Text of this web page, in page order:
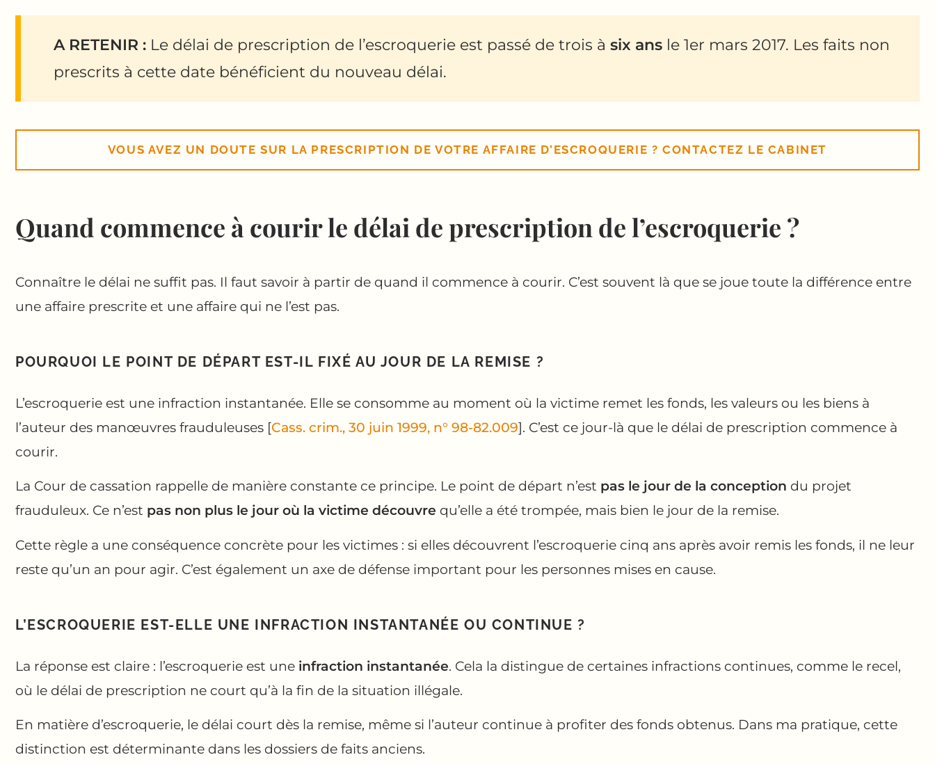
A RETENIR : Le délai de prescription de l’escroquerie est passé de trois à six ans le 1er mars 2017. Les faits non
prescrits à cette date bénéficient du nouveau délai.
VOUS AVEZ UN DOUTE SUR LA PRESCRIPTION DE VOTRE AFFAIRE D’ESCROQUERIE ? CONTACTEZ LE CABINET
Quand commence à courir le délai de prescription de l’escroquerie ?
Connaître le délai ne suffit pas. Il faut savoir à partir de quand il commence à courir. C’est souvent là que se joue toute la différence entre
une affaire prescrite et une affaire qui ne l’est pas.
POURQUOI LE POINT DE DÉPART EST-IL FIXÉ AU JOUR DE LA REMISE ?
L’escroquerie est une infraction instantanée. Elle se consomme au moment où la victime remet les fonds, les valeurs ou les biens à
l’auteur des manœuvres frauduleuses [Cass. crim., 30 juin 1999, n° 98-82.009]. C’est ce jour-là que le délai de prescription commence à
courir.
La Cour de cassation rappelle de manière constante ce principe. Le point de départ n’est pas le jour de la conception du projet
frauduleux. Ce n’est pas non plus le jour où la victime découvre qu’elle a été trompée, mais bien le jour de la remise.
Cette règle a une conséquence concrète pour les victimes : si elles découvrent l’escroquerie cinq ans après avoir remis les fonds, il ne leur
reste qu’un an pour agir. C’est également un axe de défense important pour les personnes mises en cause.
L’ESCROQUERIE EST-ELLE UNE INFRACTION INSTANTANÉE OU CONTINUE ?
La réponse est claire : l’escroquerie est une infraction instantanée. Cela la distingue de certaines infractions continues, comme le recel,
où le délai de prescription ne court qu’à la fin de la situation illégale.
En matière d’escroquerie, le délai court dès la remise, même si l’auteur continue à profiter des fonds obtenus. Dans ma pratique, cette
distinction est déterminante dans les dossiers de faits anciens.